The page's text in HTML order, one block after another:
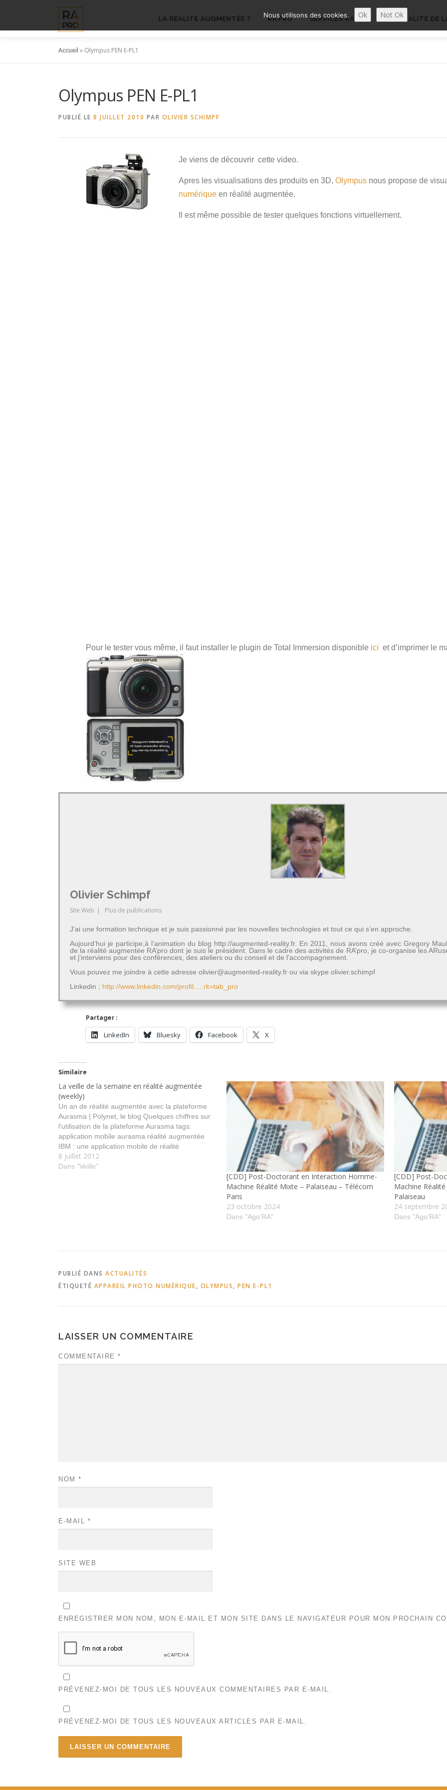
contenu
LA RÉALITÉ AUGMENTÉE ? RA’PRO SERVICES RA’PRO ACTUALITÉ DE
Accueil » Olympus PEN E-PL1
Olympus PEN E-PL1
PUBLIÉ LE 8 JUILLET 2010 PAR OLIVIER SCHIMPF
Je viens de découvrir cette video.
Apres les visualisations des produits en 3D, Olympus nous propose de
numérique en réalité augmentée.
Il est même possible de tester quelques fonctions virtuellement.
Pour le tester vous même, il faut installer le plugin de Total Immersion disponible ici et d’imprimer le
Olivier Schimpf
Site Web | Plus de publications
J’ai une formation technique et je suis passionné par les nouvelles technologies et tout ce qui s’en approche.
Aujourd’hui je participe,à l’animation du blog http://augmented-reality.fr. En 2011, nous avons créé avec Gregory
de la réalité augmentée RA’pro dont je suis le président. Dans le cadre des activités de RA’pro, je co-organise les
et j'interviens pour des conférences, des ateliers ou du conseil et de l'accompagnement.
Vous pouvez me joindre à cette adresse olivier@augmented-reality.fr ou via skype olivier.schimpf
Linkedin ; http://www.linkedin.com/profil.....rk=tab_pro
Partager :
LinkedIn Bluesky Facebook X
Similaire
La veille de la semaine en réalité augmentée
(weekly)
Un an de réalité augmentée avec la plateforme
Aurasma | Polynet, le blog Quelques chiffres sur
l'utilisation de la plateforme Aurasma tags:
application mobile aurasma réalité augmentée
IBM : une application mobile de réalité
augmentée en magasin | Silicon Avec IBM la
réalité augmntée s'invite dans les magasins tags:
8 juillet 2012
Dans "Veille"
[CDD] Post-Doctorant en Interaction Homme-
Machine Réalité Mixte – Palaiseau – Télécom
Paris
23 octobre 2024
Dans "Ago’RA"
[CDD] Post-
Machine
Palaiseau
24 septembre
Dans "Ago’RA"
PUBLIÉ DANS ACTUALITÉS
ÉTIQUETÉ APPAREIL PHOTO NUMÉRIQUE, OLYMPUS, PEN E-PL1
LAISSER UN COMMENTAIRE
COMMENTAIRE *
NOM *
E-MAIL *
SITE WEB
ENREGISTRER MON NOM, MON E-MAIL ET MON SITE DANS LE NAVIGATEUR POUR MON PROCHAIN
PRÉVENEZ-MOI DE TOUS LES NOUVEAUX COMMENTAIRES PAR E-MAIL.
PRÉVENEZ-MOI DE TOUS LES NOUVEAUX ARTICLES PAR E-MAIL.
Nous utilisons des cookies. Ok Not Ok